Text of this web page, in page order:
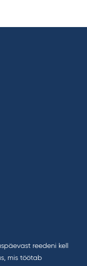
reedeni kell
mis töötab